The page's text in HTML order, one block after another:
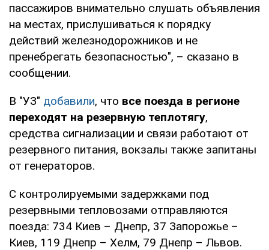
пассажиров внимательно слушать объявления
на местах, прислушиваться к порядку
действий железнодорожников и не
пренебрегать безопасностью", – сказано в
сообщении.
В "УЗ" добавили, что все поезда в регионе
переходят на резервную теплотягу,
средства сигнализации и связи работают от
резервного питания, вокзалы также запитаны
от генераторов.
С контролируемыми задержками под
резервными тепловозами отправляются
поезда: 734 Киев – Днепр, 37 Запорожье –
Киев, 119 Днепр – Хелм, 79 Днепр – Львов.